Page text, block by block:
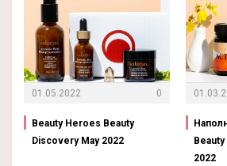
01.05.2022 0
Beauty Heroes Beauty
Discovery May 2022
2022